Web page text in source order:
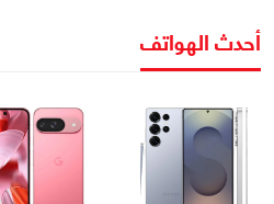
أحدث الهواتف